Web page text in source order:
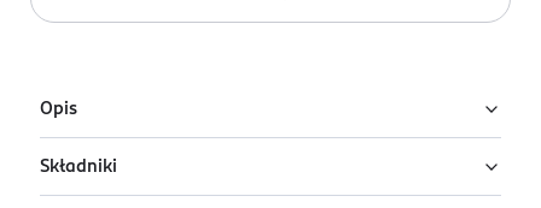
Opis
Lakier hybrydowy Semilac w odcieniu Jelly
Mint
Składniki